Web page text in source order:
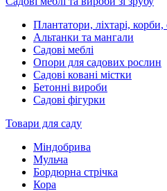
Плантатори, ліхтарі, корби,
Альтанки та мангали
Садові меблі
Опори для садових рослин
Садові ковані містки
Бетонні вироби
Садові фігурки
Товари для саду
Міндобрива
Мульча
Бордюрна стрічка
Кора